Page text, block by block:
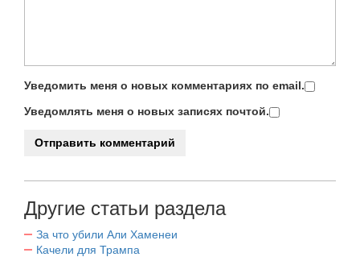
Уведомить меня о новых комментариях по email.
Уведомлять меня о новых записях почтой.
Другие статьи раздела
За что убили Али Хаменеи
Качели для Трампа